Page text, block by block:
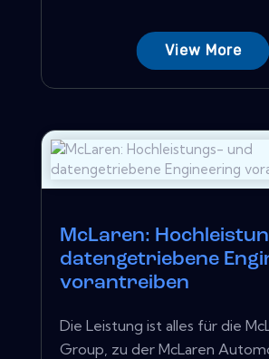
View More
McLaren:
datengetriebene
vorantreiben
Die Leistung ist alles für die
Group, zu der McLaren